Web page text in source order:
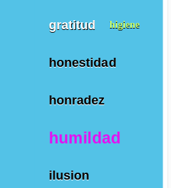
gratitud higiene
honestidad
honradez
humildad
ilusion